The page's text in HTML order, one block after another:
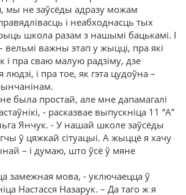
мы не заўсёды адразу можам
і неабходнасць тых
школа разам з нашымі бацькамі. І
важны этап у жыцці, пра які
і пра сваю малую радзіму, дзе
і пра тое, як гэта цудоўна –
была простай, але мне дапамагалі
- расказвае выпускніца 11 “А”
Янчук. - У нашай школе заўсёды
ў цяжкай сітуацыі. А жыццё я хачу
– і думаю, што ўсё ў мяне
замежная мова, - уключаецца ў
Настасся Назарук. – Да таго ж я